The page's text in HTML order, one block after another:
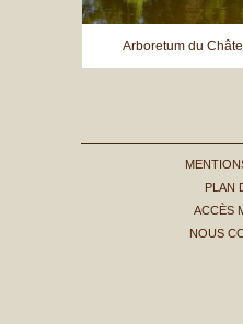
Arboretum du
PLAN
ACCÈS
NOUS